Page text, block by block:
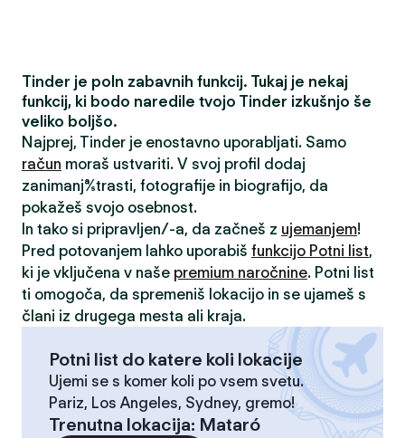
Tinder je poln zabavnih funkcij. Tukaj je nekaj
funkcij, ki bodo naredile tvojo Tinder izkušnjo še
veliko boljšo.
Najprej, Tinder je enostavno uporabljati. Samo
račun moraš ustvariti. V svoj profil dodaj
zanimanja/strasti, fotografije in biografijo, da
pokažeš svojo osebnost.
In tako si pripravljen/-a, da začneš z ujemanjem!
Pred potovanjem lahko uporabiš funkcijo Potni list,
ki je vključena v naše premium naročnine. Potni list
ti omogoča, da spremeniš lokacijo in se ujameš s
člani iz drugega mesta ali kraja.
Potni list do katere koli lokacije
Ujemi se s komer koli po vsem svetu.
Pariz, Los Angeles, Sydney, gremo!
Trenutna lokacija: Mataró